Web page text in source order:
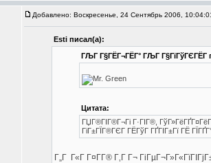
Добавлено: Воскресенье, 24 Сентябрь 2006,
Esti писал(а):
ГЉГ Г§ГЁГ¬ГЁГ° ГЉГ Г§ГїГўГЄГЁГ­
Цитата:
ГЏГ®ГІГ®Г¬Гі Г·ГІГ®,
ГіГ±ГЇГ®ГЄГ ГЁГўГ ГҐГІГ±Гї ГЁ
Г„Г Г«Г Г¤Г­Г® Г‚Г Г¬